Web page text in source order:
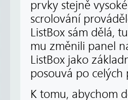
prvky stejně
scrolování
ListBox sám dělá,
mu změnili panel
ListBox jako
posouvá po celých
K tomu, abychom